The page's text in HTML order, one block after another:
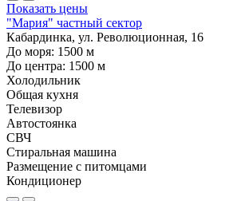
Показать цены
"Мария" частный сектор
Кабардинка, ул. Революционная, 16
До моря: 1500 м
До центра: 1500 м
Холодильник
Общая кухня
Телевизор
Автостоянка
СВЧ
Стиральная машина
Размещение с питомцами
Кондиционер